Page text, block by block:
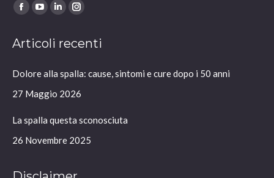
Ci puoi trovare su:
Facebook
opens
new
window
YouTube
opens
new
window
Linkedin
opens
new
window
Instagram
opens
new
window
Articoli recenti
Dolore alla spalla: cause, sintomi e cure dopo i 50 anni
27 Maggio 2026
La spalla questa sconosciuta
26 Novembre 2025